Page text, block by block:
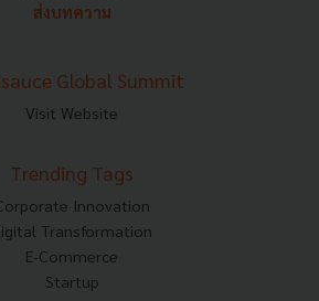
ส่งบทความ
Global Summit
Visit Website
Trending Tags
Innovation
Transformation
E-Commerce
Startup